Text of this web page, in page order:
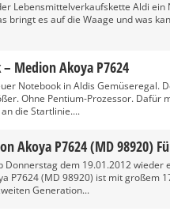
Lebensmittelverkaufskette Aldi
bringt es auf die Waage und was
Medion Akoya P7624
Notebook in Aldis Gemüseregal.
Ohne Pentium-Prozessor.
die Startlinie....
Akoya P7624 (MD 98920)
Donnerstag dem 19.01.2012 wieder
P7624 (MD 98920) ist mit großem
Generation...